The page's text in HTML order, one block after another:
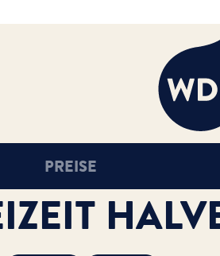
PREISE